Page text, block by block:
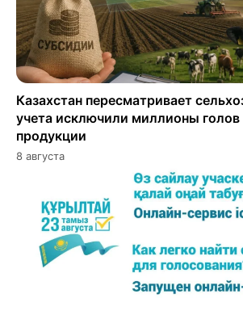
Казахстан пересматривает
учета исключили миллионы голов
продукции
8 августа